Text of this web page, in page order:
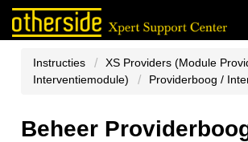
Instructies
XS Providers (Module
Interventiemodule)
Providerboog /
Beheer